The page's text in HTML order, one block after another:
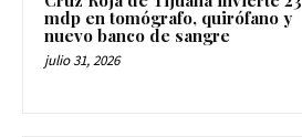
mdp en tomógrafo, quirófano y
nuevo banco de sangre
julio 31, 2026